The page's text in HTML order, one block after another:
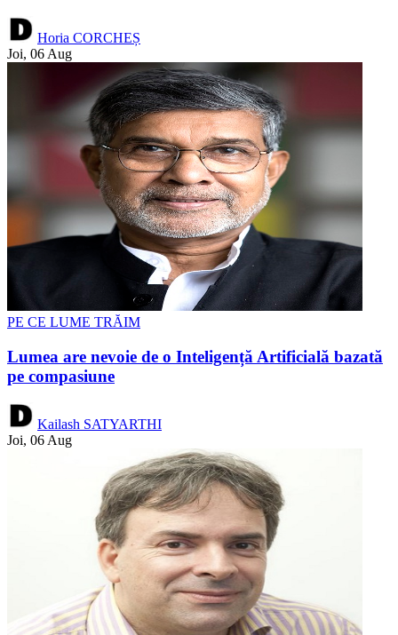
Horia CORCHEȘ
Joi, 06 Aug
PE CE LUME TRĂIM
Lumea are nevoie de o Inteligență Artificială bazată
pe compasiune
Kailash SATYARTHI
Joi, 06 Aug